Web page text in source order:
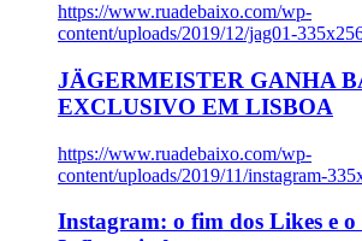
https://www.ruadebaixo.com/wp-
content/uploads/2019/12/jag01-
JÄGERMEISTER GANHA
EXCLUSIVO EM LISBOA
https://www.ruadebaixo.com/wp-
content/uploads/2019/11/instagram-
Instagram: o fim dos Likes e o